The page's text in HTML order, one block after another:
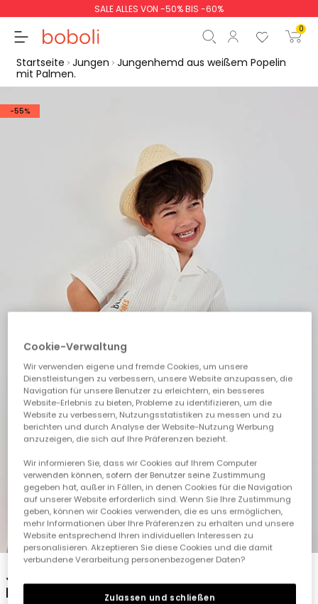
SALE ALLES VON -50% BIS -60%
0
Start der Bestellung
Startseite Jungen Jungenhemd aus weißem Popelin
mit Palmen.
-55%
1 2 3 4 5
Jungenhemd aus weißem Popelin mit
Palmen.
Cookie-Verwaltung
Wir verwenden eigene und fremde Cookies, um unsere
Dienstleistungen zu verbessern, unsere Website anzupassen, die
Navigation für unsere Benutzer zu erleichtern, ein besseres
Website-Erlebnis zu bieten, Probleme zu identifizieren, um die
Website zu verbessern, Nutzungsstatistiken zu messen und zu
berichten und durch Analyse der Website-Nutzung Werbung
anzuzeigen, die sich auf Ihre Präferenzen bezieht.
Wir informieren Sie, dass wir Cookies auf Ihrem Computer
verwenden können, sofern der Benutzer seine Zustimmung
gegeben hat, außer in Fällen, in denen Cookies für die Navigation
auf unserer Website erforderlich sind. Wenn Sie Ihre Zustimmung
geben, können wir Cookies verwenden, die es uns ermöglichen,
mehr Informationen über Ihre Präferenzen zu erhalten und unsere
Website entsprechend Ihren individuellen Interessen zu
personalisieren. Akzeptieren Sie diese Cookies und die damit
verbundene Verarbeitung personenbezogener Daten?
Zulassen und schließen